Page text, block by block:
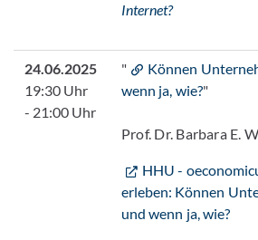
Internet?
24.06.2025
19:30 Uhr
- 21:00 Uhr
"
Können
wenn ja, wie?"
Prof. Dr. Barbara E.
HHU -
erleben: Können
und wenn ja, wie?